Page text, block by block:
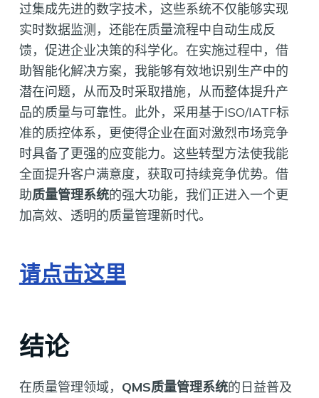
过集成先进的数字技术，这些系统不仅能够实现
实时数据监测，还能在质量流程中自动生成反
馈，促进企业决策的科学化。在实施过程中，借
助智能化解决方案，我能够有效地识别生产中的
潜在问题，从而及时采取措施，从而整体提升产
品的质量与可靠性。此外，采用基于ISO/IATF标
准的质控体系，更使得企业在面对激烈市场竞争
时具备了更强的应变能力。这些转型方法使我能
全面提升客户满意度，获取可持续竞争优势。借
助质量管理系统的强大功能，我们正进入一个更
加高效、透明的质量管理新时代。
请点击这里
结论
在质量管理领域， QMS质量管理系统的日益普及